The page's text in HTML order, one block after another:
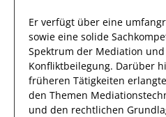
Er verfügt über eine
sowie eine solide
Spektrum der Mediation
Konfliktbeilegung. Darüber
früheren Tätigkeiten
den Themen
und den rechtlichen